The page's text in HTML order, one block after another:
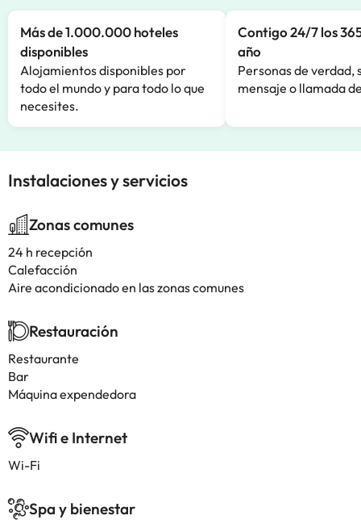
Más de 1.000.000 hoteles
disponibles
Alojamientos disponibles por
todo el mundo y para todo lo que
necesites.
Contigo 24/7 los
año
Personas de verdad,
mensaje o llamada
Instalaciones y servicios
Zonas comunes
24 h recepción
Calefacción
Aire acondicionado en las zonas comunes
Restauración
Restaurante
Bar
Máquina expendedora
Wifi e Internet
Wi-Fi
Spa y bienestar